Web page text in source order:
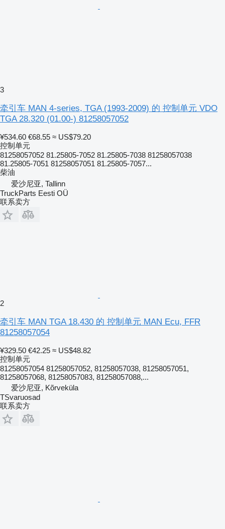
3
牵引车 MAN 4-series, TGA (1993-2009) 的 控制单元 VDO
TGA 28.320 (01.00-) 81258057052
¥534.60 €68.55 ≈ US$79.20
控制单元
81258057052 81.25805-7052 81.25805-7038 81258057038
81.25805-7051 81258057051 81.25805-7057...
柴油
爱沙尼亚, Tallinn
TruckParts Eesti OÜ
联系卖方
2
牵引车 MAN TGA 18.430 的 控制单元 MAN Ecu, FFR
81258057054
¥329.50 €42.25 ≈ US$48.82
控制单元
81258057054 81258057052, 81258057038, 81258057051,
81258057068, 81258057083, 81258057088,...
爱沙尼亚, Kõrveküla
TSvaruosad
联系卖方